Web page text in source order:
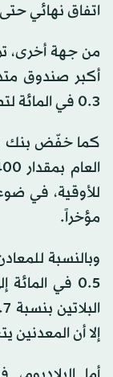
اتفاق نهائي حتى
من جهة أخرى،
أكبر صندوق
0.3 في المائة لتصل إلى 923.89 طن متري يوم الأربعاء.
كما خفّض بنك
للأوقية، في
مؤخراً.
وبالنسبة
إلا أن